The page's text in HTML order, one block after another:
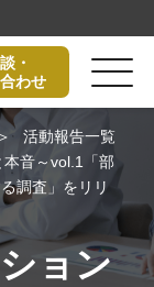
・
わせ
活動報告一覧
音～vol.1「部
調査」をリリ
ョン